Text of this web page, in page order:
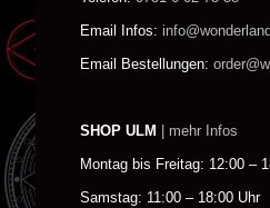
Email Infos:
Email Bestellungen:
SHOP ULM | mehr Infos
Montag bis Freitag: 12:00 –
Samstag: 11:00 – 18:00 Uhr